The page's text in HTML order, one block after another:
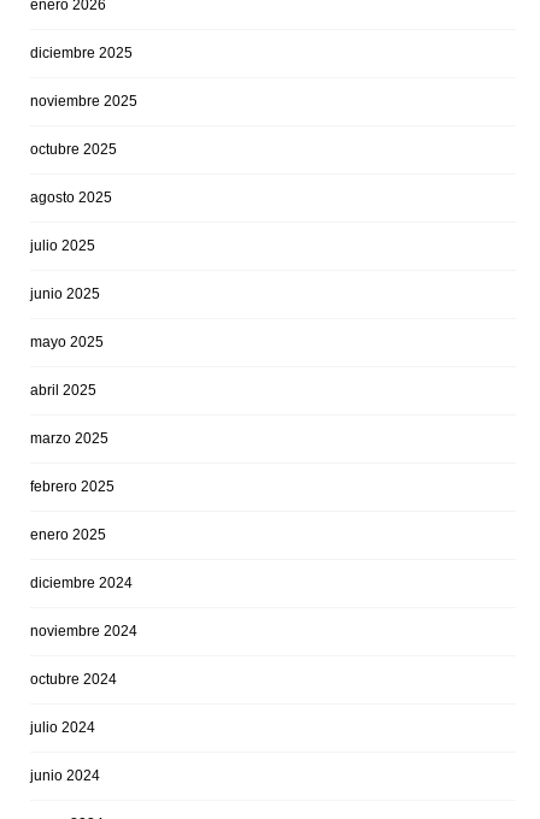
enero 2026
diciembre 2025
noviembre 2025
octubre 2025
agosto 2025
julio 2025
junio 2025
mayo 2025
abril 2025
marzo 2025
febrero 2025
enero 2025
diciembre 2024
noviembre 2024
octubre 2024
julio 2024
junio 2024